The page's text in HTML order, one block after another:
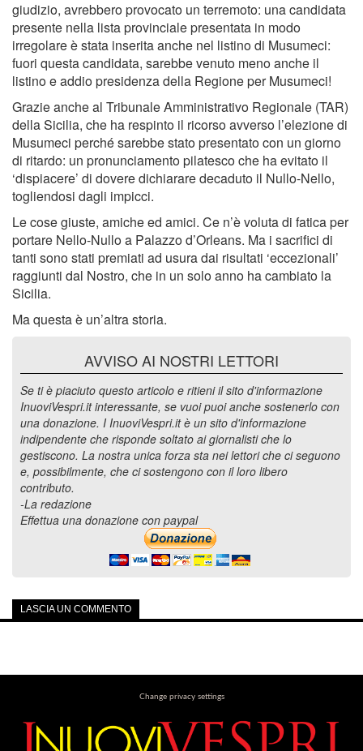
giudizio, avrebbero provocato un terremoto: una candidata
presente nella lista provinciale presentata in modo
irregolare è stata inserita anche nel listino di Musumeci:
fuori questa candidata, sarebbe venuto meno anche il
listino e addio presidenza della Regione per Musumeci!
Grazie anche al Tribunale Amministrativo Regionale (TAR)
della Sicilia, che ha respinto il ricorso avverso l’elezione di
Musumeci perché sarebbe stato presentato con un giorno
di ritardo: un pronunciamento pilatesco che ha evitato il
‘dispiacere’ di dovere dichiarare decaduto il Nullo-Nello,
togliendosi dagli impicci.
Le cose giuste, amiche ed amici. Ce n’è voluta di fatica per
portare Nello-Nullo a Palazzo d’Orleans. Ma i sacrifici di
tanti sono stati premiati ad usura dai risultati ‘eccezionali’
raggiunti dal Nostro, che in un solo anno ha cambiato la
Sicilia.
Ma questa è un’altra storia.
AVVISO AI NOSTRI LETTORI
Se ti è piaciuto questo articolo e ritieni il sito d'informazione
InuoviVespri.it interessante, se vuoi puoi anche sostenerlo con
una donazione. I InuoviVespri.it è un sito d'informazione
indipendente che risponde soltato ai giornalisti che lo
gestiscono. La nostra unica forza sta nei lettori che ci seguono
e, possibilmente, che ci sostengono con il loro libero
contributo.
-La redazione
Effettua una donazione con paypal
LASCIA UN COMMENTO
Change privacy settings